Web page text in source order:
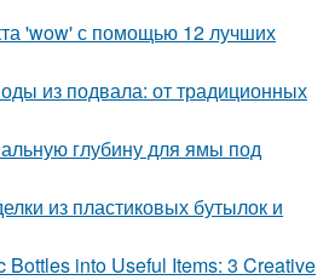
'wow' с помощью 12 лучших
из подвала: от традиционных
глубину для ямы под
из пластиковых бутылок и
Bottles into Useful Items: 3 Creative